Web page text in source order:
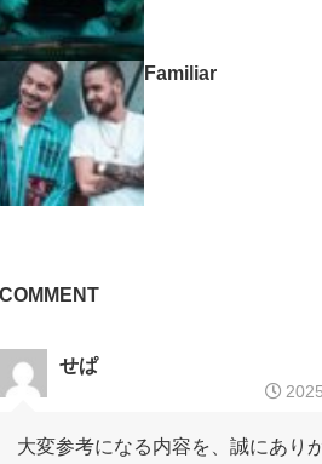
Familiar
COMMENT
せぱ
大変参考になる内容を、誠にあり